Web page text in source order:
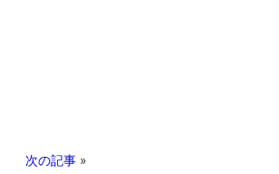
次の記事 »